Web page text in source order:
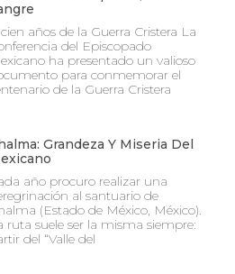
años de la Guerra Cristera La
del Episcopado
ha presentado un valioso
para conmemorar el
de la Guerra Cristera
Grandeza Y Miseria Del
año procuro realizar una
al santuario de
(Estado de México, México).
ruta suele ser la misma siempre:
del “Valle del